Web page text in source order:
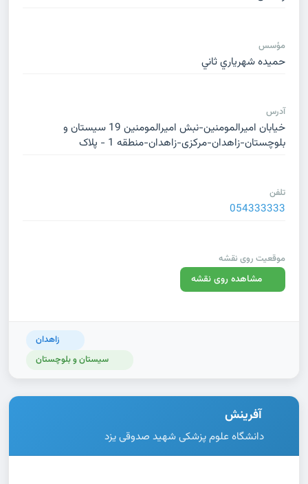
مؤسس
حميده شهرياري ثاني
آدرس
خیابان امیرالمومنین-نبش امیرالمومنین 19 سیستان و
بلوچستان-زاهدان-مرکزی-زاهدان-منطقه 1 - پلاک
تلفن
054333333
موقعیت روی نقشه
مشاهده روی نقشه
زاهدان
سیستان و بلوچستان
آفرینش
دانشگاه علوم پزشکی شهید صدوقی یزد